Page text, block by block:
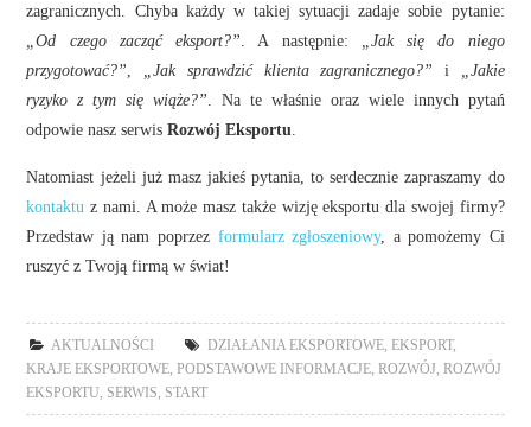
zagranicznych. Chyba każdy w takiej sytuacji zadaje sobie pytanie:
„Od czego zacząć eksport?”. A następnie: „Jak się do niego
przygotować?”, „Jak sprawdzić klienta zagranicznego?” i „Jakie
ryzyko z tym się wiąże?”. Na te właśnie oraz wiele innych pytań
odpowie nasz serwisRozwój Eksportu.
Natomiast jeżeli już masz jakieś pytania, to serdecznie zapraszamy do
kontaktu z nami. A może masz także wizję eksportu dla swojej firmy?
Przedstaw ją nam poprzez formularz zgłoszeniowy, a pomożemy Ci
ruszyć z Twoją firmą w świat!
AKTUALNOŚCI DZIAŁANIA EKSPORTOWE EKSPORT,
KRAJE EKSPORTOWE
PODSTAWOWE INFORMACJE ROZWÓJ
ROZWÓJ
EKSPORTU
SERWIS START